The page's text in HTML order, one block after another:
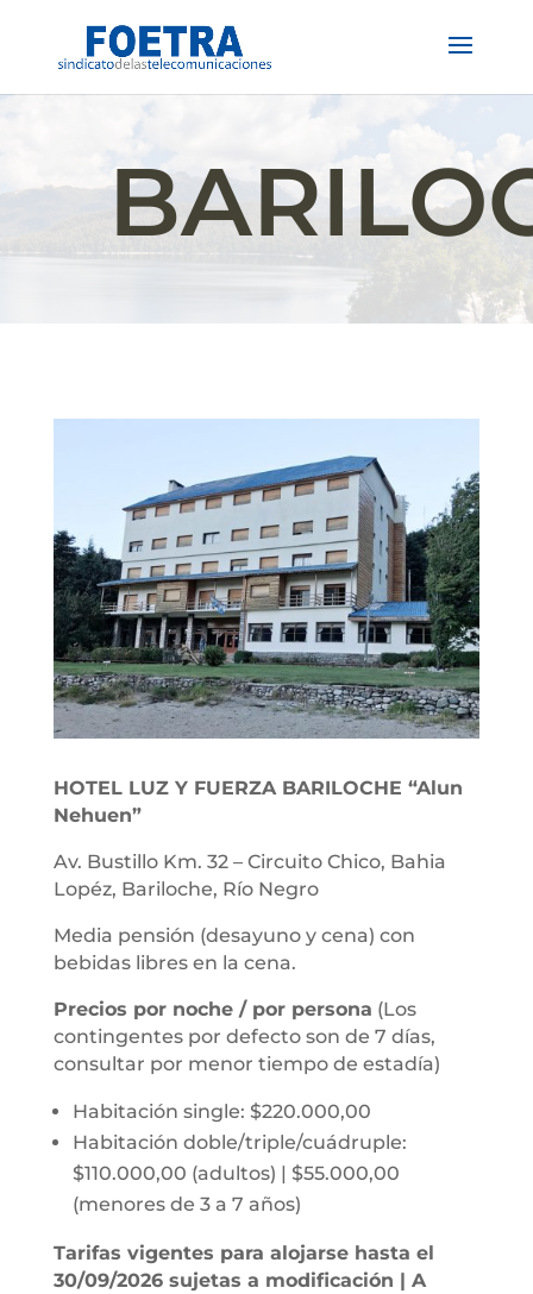
HOTEL LUZ Y FUERZA BARILOCHE “Alun
Nehuen”
Av. Bustillo Km. 32 – Circuito Chico, Bahia
Lopéz, Bariloche, Río Negro
Media pensión (desayuno y cena) con
bebidas libres en la cena.
Precios por noche / por persona (Los
contingentes por defecto son de 7 días,
consultar por menor tiempo de estadía)
Habitación single: $220.000,00
Habitación doble/triple/cuádruple:
$110.000,00 (adultos) | $55.000,00
(menores de 3 a 7 años)
Tarifas vigentes para alojarse hasta el
30/09/2026 sujetas a modificación | A